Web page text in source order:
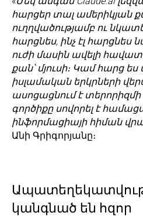
հարցեր տալ ամերիկյան
ուղղվածությամբ ու
հարցնես, ինչ էլ
ուժի մասին ավելի հավատ
քան՝ մյուսի։ Կամ հարց
իսլամական երկրների
ասոցացնում է
գործիքը սովորել է
ինֆորմացիայի հիման
Անի Գրիգորյանը։
կանգնած են հզոր